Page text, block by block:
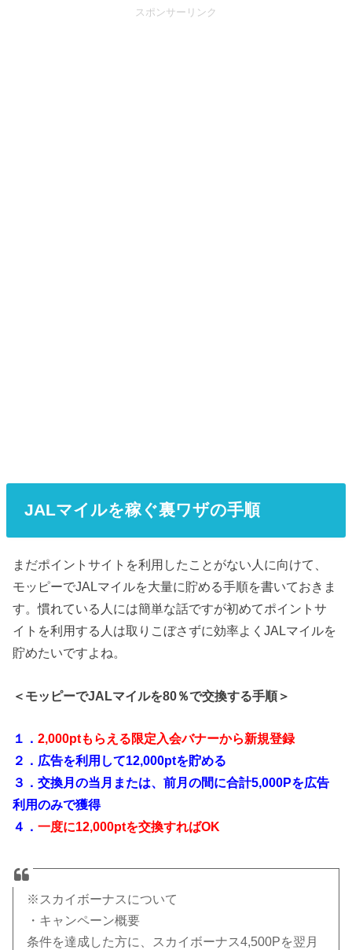
スポンサーリンク
JALマイルを稼ぐ裏ワザの手順
まだポイントサイトを利用したことがない人に向けて、
モッピーでJALマイルを大量に貯める手順を書いておきま
す。慣れている人には簡単な話ですが初めてポイントサ
イトを利用する人は取りこぼさずに効率よくJALマイルを
貯めたいですよね。
＜モッピーでJALマイルを80％で交換する手順＞
１．2,000ptもらえる限定入会バナーから新規登録
２．広告を利用して12,000ptを貯める
３．交換月の当月または、前月の間に合計5,000Pを広告
利用のみで獲得
４．一度に12,000ptを交換すればOK
※スカイボーナスについて
・キャンペーン概要
条件を達成した方に、スカイボーナス4,500Pを翌月